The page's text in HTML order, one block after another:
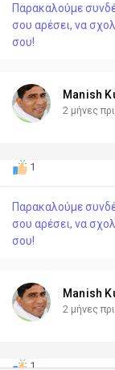
Παρακαλούμε
σου αρέσει, να
σου!
Manish
2 μήνες
1
Παρακαλούμε
σου αρέσει, να
σου!
Manish
2 μήνες
1